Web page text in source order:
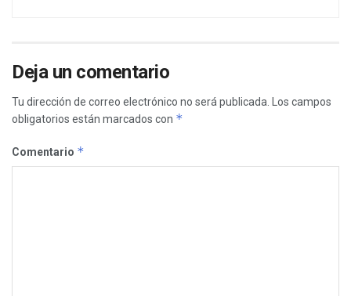
Deja un comentario
Tu dirección de correo electrónico no será publicada.
Los campos
obligatorios están marcados con *
Comentario *